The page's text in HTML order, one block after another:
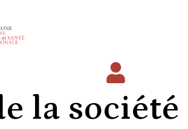
la société